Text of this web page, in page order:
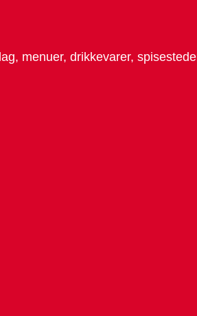
menuer, drikkevarer,